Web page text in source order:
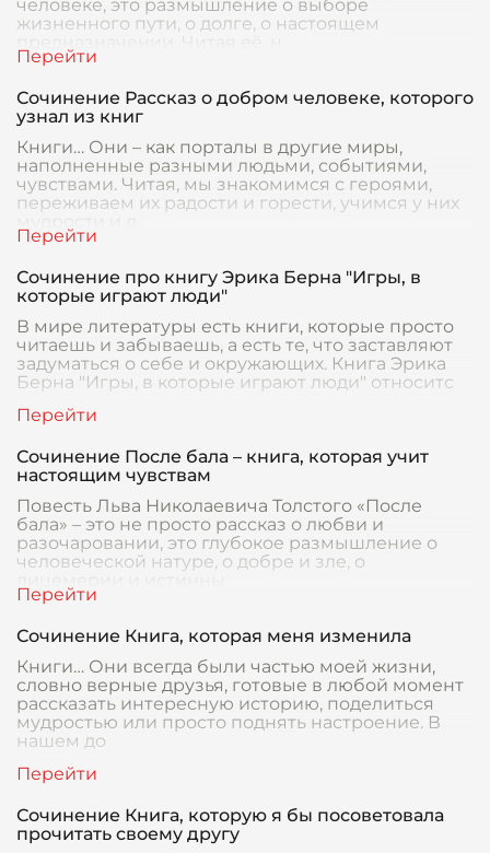
человеке, это размышление о выборе
жизненного пути, о долге, о настоящем
предназначении. Читая её, н
Сочинение Рассказ о добром человеке, которого
узнал из книг
Книги… Они – как порталы в другие миры,
наполненные разными людьми, событиями,
чувствами. Читая, мы знакомимся с героями,
переживаем их радости и горести, учимся у них
Сочинение про книгу Эрика Берна "Игры, в
которые играют люди"
В мире литературы есть книги, которые просто
читаешь и забываешь, а есть те, что заставляют
задуматься о себе и окружающих. Книга Эрика
Берна "Игры, в которые играют люди" относитс
Сочинение После бала – книга, которая учит
настоящим чувствам
Повесть Льва Николаевича Толстого «После
бала» – это не просто рассказ о любви и
разочаровании, это глубокое размышление о
человеческой натуре, о добре и зле, о
Сочинение Книга, которая меня изменила
Книги… Они всегда были частью моей жизни,
словно верные друзья, готовые в любой момент
рассказать интересную историю, поделиться
мудростью или просто поднять настроение. В
нашем до
Сочинение Книга, которую я бы посоветовала
прочитать своему другу